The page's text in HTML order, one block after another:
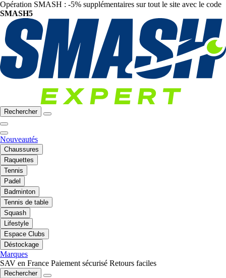
Opération SMASH : -5% supplémentaires sur tout le site avec le code
SMASH5
Rechercher
Nouveautés
Chaussures
Raquettes
Tennis
Padel
Badminton
Tennis de table
Squash
Lifestyle
Espace Clubs
Déstockage
Marques
SAV en France Paiement sécurisé Retours faciles
Rechercher